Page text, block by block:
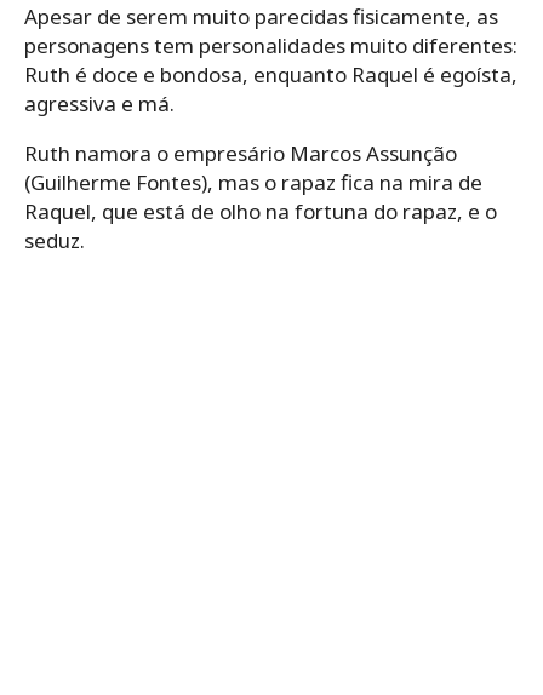
Apesar de serem muito parecidas fisicamente, as
personagens tem personalidades muito diferentes:
Ruth é doce e bondosa, enquanto Raquel é egoísta,
agressiva e má.
Ruth namora o empresário Marcos Assunção
(Guilherme Fontes), mas o rapaz fica na mira de
Raquel, que está de olho na fortuna do rapaz, e o
seduz.